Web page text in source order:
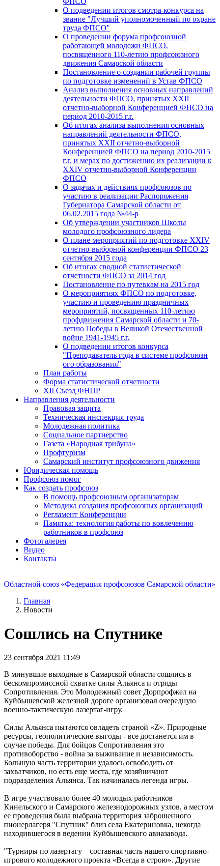
О подведении итогов смотра-конкурса на
звание "Лучший уполномоченный по охране
труда ФПСО"
О проведении форума профсоюзной
работающей молодежи ФПСО,
посвященного 110-летию профсоюзного
движения Самарской области
Постановление о создании рабочей группы
по подготовке изменений в Устав ФПСО
Анализ выполнения основных направлений
деятельности ФПСО, принятых XXII
отчетно-выборной Конференцией ФПСО на
период 2010-2015 г.г.
Об итогах анализа выполнения основных
направлений деятельности ФПСО,
принятых XXII отчетно-выборной
Конференцией ФПСО на период 2010-2015
г.г. и мерах по достижению их реализации к
XXIV отчетно-выборной Конференции
ФПСО
О задачах и действиях профсоюзов по
участию в реализации Распоряжения
Губернатора Самарской области от
06.02.2015 года №44-р
Об утверждении участников Школы
молодого профсоюзного лидера
О плане мероприятий по подготовке XXIV
отчетно-выборной конференции ФПСО 23
сентября 2015 года
Об итогах сводной статистической
отчетности ФПСО за 2014 год
Постановление по путевкам на 2015 год
О мероприятиях ФПСО по подготовке,
участию и проведению праздничных
мероприятий, посвященных 110-летию
профдвижения Самарской области и 70-
летию Победы в Великой Отечественной
войне 1941-1945 г.г.
О подведении итогов конкурса
"Преподаватель года в системе профсоюзн
ого образования"
План работы
Форма статистической отчетности
XII Съезд ФНПР
Направления деятельности
Правовая защита
Техническая инспекция труда
Молодежная политика
Социальное партнерство
Газета «Народная трибуна»
Профтуризм
Самарский институт профсоюзного движения
Юридическая помощь
Профсоюз помог
Как создать профсоюз
В помощь профсоюзным организаторам
Методика создания профсоюзных организаций
Регламент Конференции
Памятка: технология работы по вовлечению
работников в профсоюз
Фотогалерея
Видео
Контакты
Областной союз «Федерация профсоюзов Самарской области»
Главная
Новости
Сошлись на Спутнике
23 сентября 2021 11:49
В минувшие выходные в Самарской области сошлись в
бескомпромиссной схватке силы Альянса и отряды
Сопротивления. Это Молодежный совет Дорпрофжел на
Куйбышевской железной дороге организовал очередную
военно-тактическую лазертаг-игру.
Силы Альянса пытаются овладеть страной «Z». Природные
ресурсы, геополитические выгоды - все достанется им в
случае победы. Для бойцов Сопротивления это
противоборство - война за выживание и независимость.
Большую часть территории удалось освободить от
захватчиков, но есть еще места, где хозяйничают
подразделения Альянса. Так начиналась легенда игры.
В игре участвовало более 40 молодых работников
Кинельского и Самарского железнодорожных узлов, а местом
ее проведения была выбрана территория заброшенного
пионерлагеря "Спутник" близ села Екатериновка, некогда
находившегося в ведении Куйбышевского авиазавода.
"Турниры по лазертагу – составная часть нашего спортивно-
игрового молодежного проекта «Всегда в строю». Другие